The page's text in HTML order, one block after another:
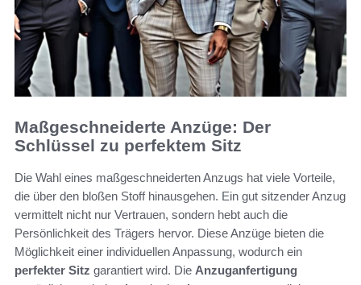
Maßgeschneiderte Anzüge: Der
Schlüssel zu perfektem Sitz
Die Wahl eines maßgeschneiderten Anzugs hat viele Vorteile,
die über den bloßen Stoff hinausgehen. Ein gut sitzender Anzug
vermittelt nicht nur Vertrauen, sondern hebt auch die
Persönlichkeit des Trägers hervor. Diese Anzüge bieten die
Möglichkeit einer individuellen Anpassung, wodurch ein
perfekter Sitz garantiert wird. Die Anzuganfertigung